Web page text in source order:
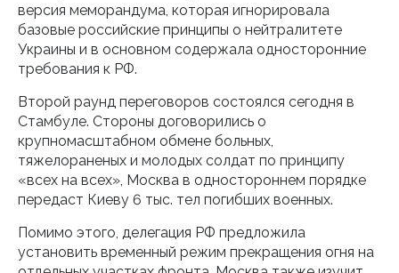
версия меморандума, которая игнорировала
базовые российские принципы о нейтралитете
Украины и в основном содержала односторонние
требования к РФ.
Второй раунд переговоров состоялся сегодня в
Стамбуле. Стороны договорились о
крупномасштабном обмене больных,
тяжелораненых и молодых солдат по принципу
«всех на всех», Москва в одностороннем порядке
передаст Киеву 6 тыс. тел погибших военных.
Помимо этого, делегация РФ предложила
установить временный режим прекращения огня на